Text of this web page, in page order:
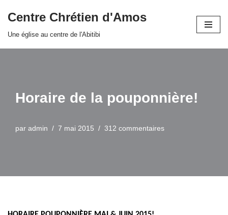
Centre Chrétien d'Amos
Une église au centre de l'Abitibi
Horaire de la pouponnière!
par admin 7 mai 2015 312 commentaires